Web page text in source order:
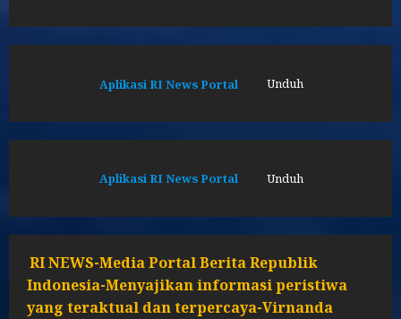
Aplikasi RI News Portal Unduh
Aplikasi RI News Portal Unduh
RI NEWS-Media Portal Berita Republik
Indonesia-Menyajikan informasi peristiwa
yang teraktual dan terpercaya-Virnanda